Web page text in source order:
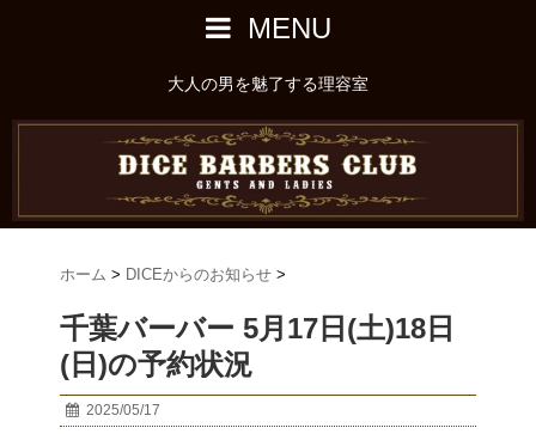
MENU
大人の男を魅了する理容室
ホーム > DICEからのお知らせ >
千葉バーバー 5月17日(土)18日
(日)の予約状況
2025/05/17